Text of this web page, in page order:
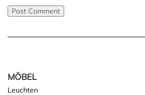
MÖBEL
Leuchten